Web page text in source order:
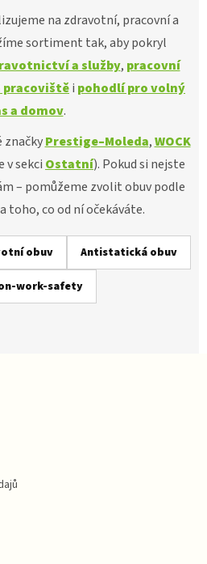
na zdravotní, pracovní a
sortiment tak, aby pokryl
a služby, pracovní
i pohodlí pro volný
a domov.
značkyPrestige–Moleda,WOCK
v sekciOstatní). Pokud si nejste
– pomůžeme zvolit obuv podle
toho, co od ní očekáváte.
obuv Antistatická obuv
work-safety